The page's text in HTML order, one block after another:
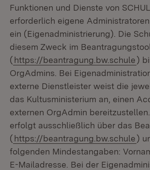
Funktionen und Dienste von
erforderlich eigene
ein (Eigenadministrierung). Die
diesem Zweck im Beantragungstool
(https://beantragung.bw.schule)
OrgAdmins. Bei
externe Dienstleister weist die
das Kultusministerium an, einen
externen OrgAdmin
erfolgt ausschließlich über das
(https://beantragung.bw.schule)
folgenden Mindestangaben:
E-Mailadresse. Bei der